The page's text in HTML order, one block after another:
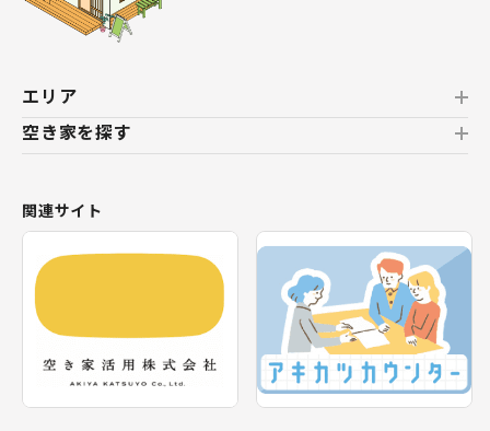
エリア
北海道
東北
関東
神奈川県
甲信越・北陸
空き家を探す
新着の空き家
テーマから探す
エリアから探す
関連サイト